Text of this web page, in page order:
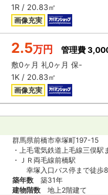
1R / 20.83㎡
画像充実
2.5万円
管理費
敷0ヶ月 礼0ヶ月 保-
1K / 20.83㎡
画像充実
群馬県前橋市幸塚町197-15
・上毛電気鉄道上毛線三俣駅
・ＪＲ両毛線前橋駅
幸塚入口バス停まで徒歩
築年数
築31年
建物階数
地上2階建て